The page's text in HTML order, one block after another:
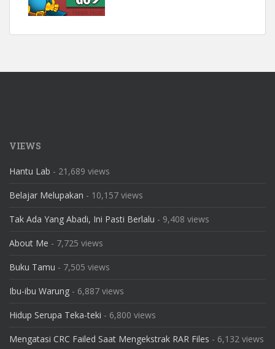
VIEWS
Hantu Lab - 21,689 views
Belajar Melupakan - 10,157 views
Tak Ada Yang Abadi, Ini Pasti Berlalu - 9,408 views
About Me - 7,725 views
Buku Tamu - 7,505 views
Ibu-ibu Warung - 6,887 views
Hidup Serupa Teka-teki - 6,800 views
Mengatasi CRC Failed Saat Mengekstrak RAR Files - 6,132 views